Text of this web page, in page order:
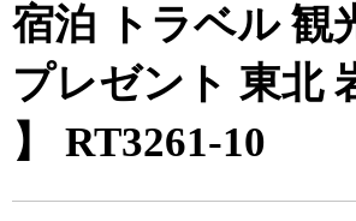
宿泊 トラベル 観
プレゼント 東北
】 RT3261-10